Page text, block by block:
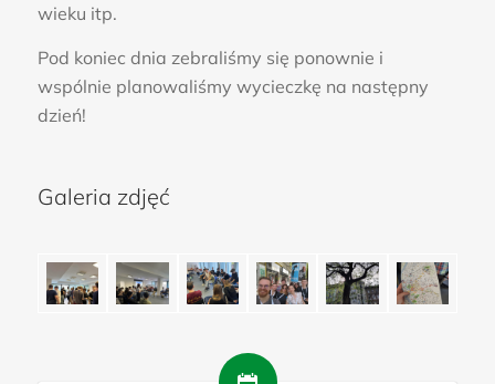
wieku itp.
Pod koniec dnia zebraliśmy się ponownie i
wspólnie planowaliśmy wycieczkę na następny
dzień!
Galeria zdjęć